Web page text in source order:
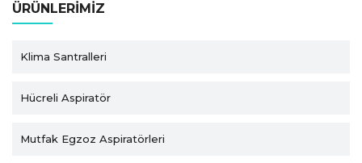
ÜRÜNLERIMIZ
Klima Santralleri
Hücreli Aspiratör
Mutfak Egzoz Aspiratörleri